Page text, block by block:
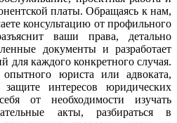
платы. Обращаясь к нам,
консультацию от профильного
ваши права, детально
документы и разработает
для каждого конкретного случая.
юриста или адвоката,
интересов юридических
от необходимости изучать
акты, разбираться в